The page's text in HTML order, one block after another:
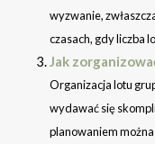
wyzwanie,
czasach, gdy liczba
Jak
Organizacja lotu
wydawać się
planowaniem